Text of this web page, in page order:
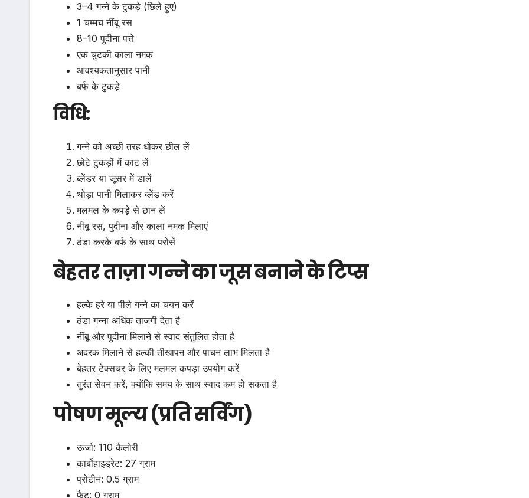
3–4 गन्ने के टुकड़े (छिले हुए)
1 चम्मच नींबू रस
8–10 पुदीना पत्ते
एक चुटकी काला नमक
आवश्यकतानुसार पानी
बर्फ के टुकड़े
विधि:
गन्ने को अच्छी तरह धोकर छील लें
छोटे टुकड़ों में काट लें
ब्लेंडर या जूसर में डालें
थोड़ा पानी मिलाकर ब्लेंड करें
मलमल के कपड़े से छान लें
नींबू रस, पुदीना और काला नमक मिलाएं
ठंडा करके बर्फ के साथ परोसें
बेहतर ताज़ा गन्ने का जूस बनाने के टिप्स
हल्के हरे या पीले गन्ने का चयन करें
ठंडा गन्ना अधिक ताजगी देता है
नींबू और पुदीना मिलाने से स्वाद संतुलित होता है
अदरक मिलाने से हल्की तीखापन और पाचन लाभ मिलता है
बेहतर टेक्सचर के लिए मलमल कपड़ा उपयोग करें
तुरंत सेवन करें, क्योंकि समय के साथ स्वाद कम हो सकता है
पोषण मूल्य (प्रति सर्विंग)
ऊर्जा: 110 कैलोरी
कार्बोहाइड्रेट: 27 ग्राम
प्रोटीन: 0.5 ग्राम
फैट: 0 ग्राम